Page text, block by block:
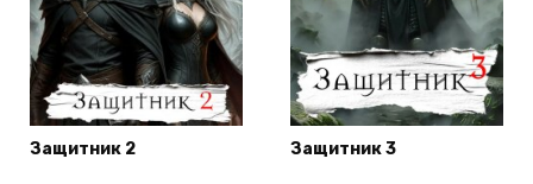
Защитник 2 Защитник 3